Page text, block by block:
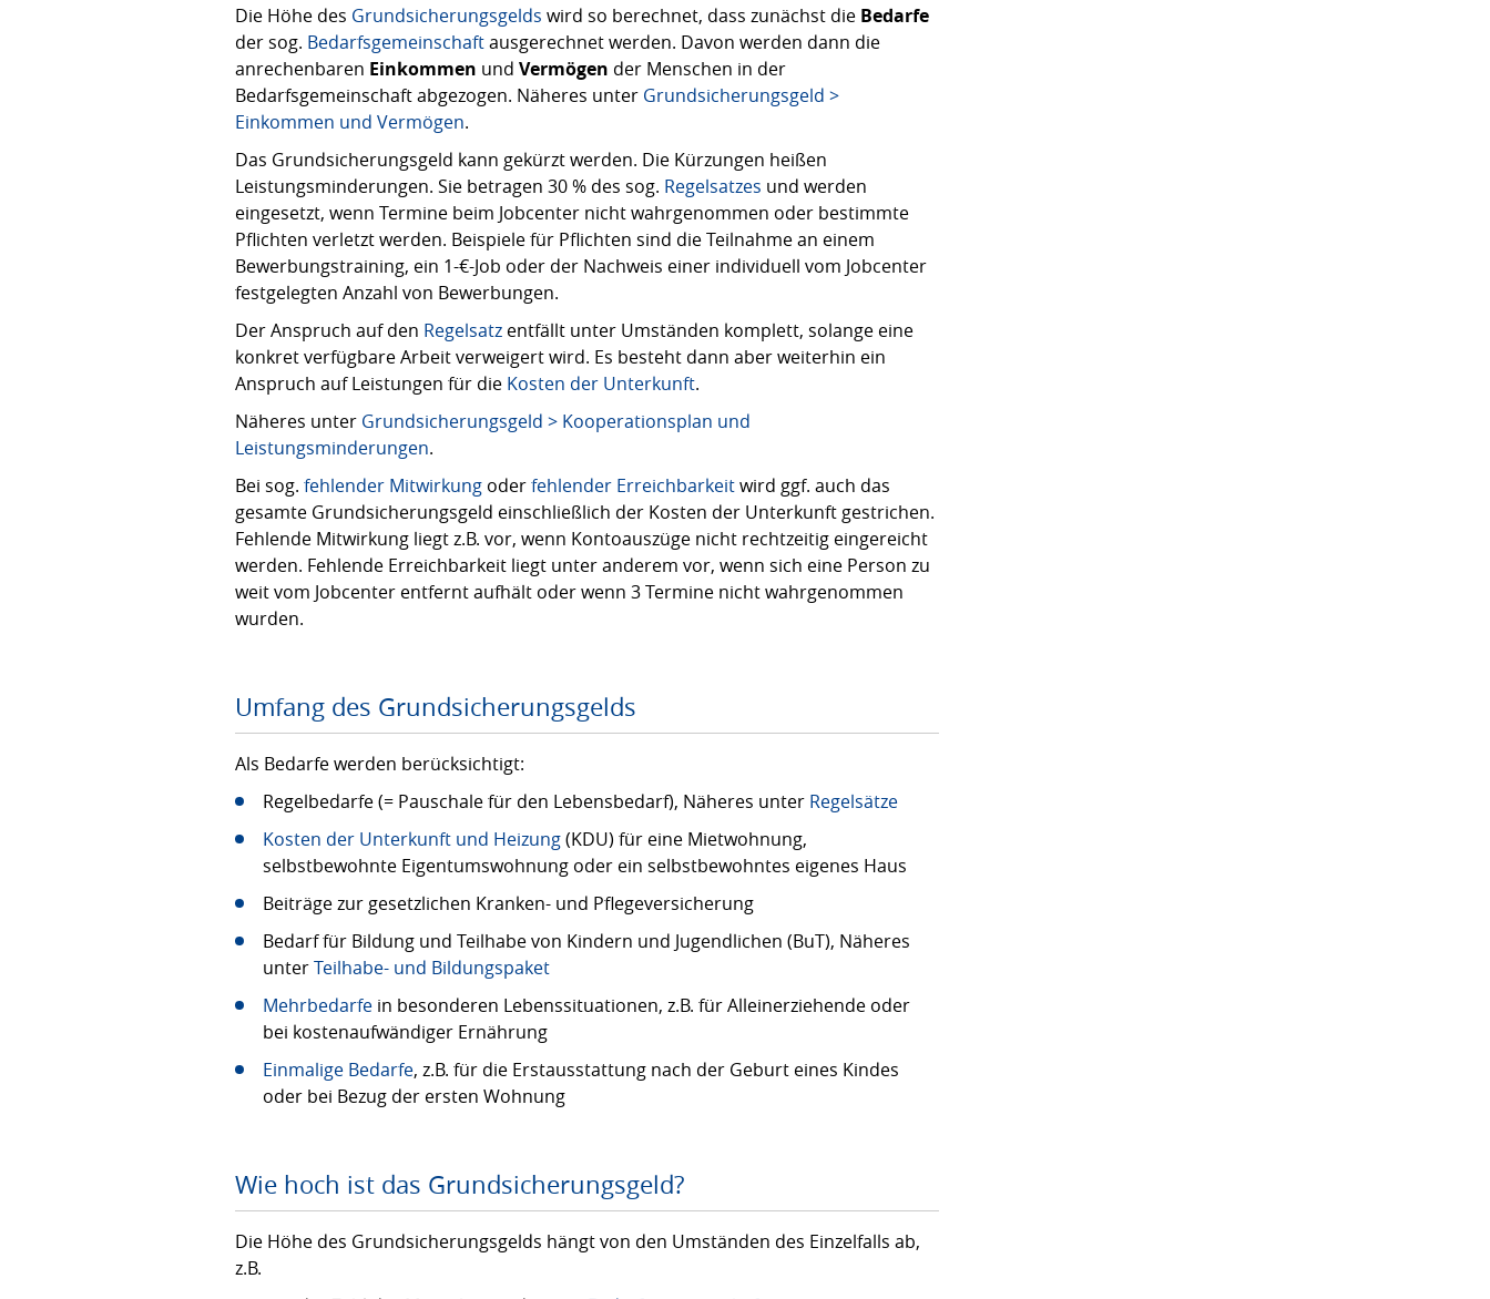
Die Höhe des Grundsicherungsgelds wird so berechnet, dass zunächst die Bedarfe
der sog. Bedarfsgemeinschaftausgerechnet werden. Davon werden dann die
anrechenbaren Einkommen und Vermögen der Menschen in der
Bedarfsgemeinschaft abgezogen. Näheres unter Grundsicherungsgeld >
Einkommen und Vermögen.
Das Grundsicherungsgeld kann gekürzt werden. Die Kürzungen heißen
Leistungsminderungen. Sie betragen 30 % des sog. Regelsatzes und werden
eingesetzt, wenn Termine beim Jobcenter nicht wahrgenommen oder bestimmte
Pflichten verletzt werden. Beispiele für Pflichten sind die Teilnahme an einem
Bewerbungstraining, ein 1-€-Job oder der Nachweis einer individuell vom Jobcenter
festgelegten Anzahl von Bewerbungen.
Der Anspruch auf den Regelsatz entfällt unter Umständen komplett, solange eine
konkret verfügbare Arbeit verweigert wird. Es besteht dann aber weiterhin ein
Anspruch auf Leistungen für die Kosten der Unterkunft.
Näheres unter Grundsicherungsgeld > Kooperationsplan und
Leistungsminderungen.
Bei sog. fehlender Mitwirkung oderfehlender Erreichbarkeitwird ggf. auch das
gesamte Grundsicherungsgeld einschließlich der Kosten der Unterkunft gestrichen.
Fehlende Mitwirkung liegt z.B. vor, wenn Kontoauszüge nicht rechtzeitig eingereicht
werden. Fehlende Erreichbarkeit liegt unter anderem vor, wenn sich eine Person zu
weit vom Jobcenter entfernt aufhält oder wenn 3 Termine nicht wahrgenommen
wurden.
Umfang des Grundsicherungsgelds
Als Bedarfe werden berücksichtigt:
Regelbedarfe (= Pauschale für den Lebensbedarf), Näheres unter Regelsätze
Kosten der Unterkunft und Heizung(KDU) für eine Mietwohnung,
selbstbewohnte Eigentumswohnung oder ein selbstbewohntes eigenes Haus
Beiträge zur gesetzlichen Kranken- und Pflegeversicherung
Bedarf für Bildung und Teilhabe von Kindern und Jugendlichen (BuT), Näheres
unterTeilhabe- und Bildungspaket
Mehrbedarfe in besonderen Lebenssituationen, z.B. für Alleinerziehende oder
bei kostenaufwändiger Ernährung
Einmalige Bedarfe, z.B. für die Erstausstattung nach der Geburt eines Kindes
oder bei Bezug der ersten Wohnung
Wie hoch ist das Grundsicherungsgeld?
Die Höhe des Grundsicherungsgelds hängt von den Umständen des Einzelfalls ab,
z.B.